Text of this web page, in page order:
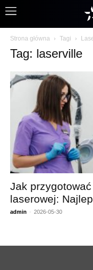
Strona główna Tagi
Tag: laserville
Jak
laserowej:
admin - 2026-05-30